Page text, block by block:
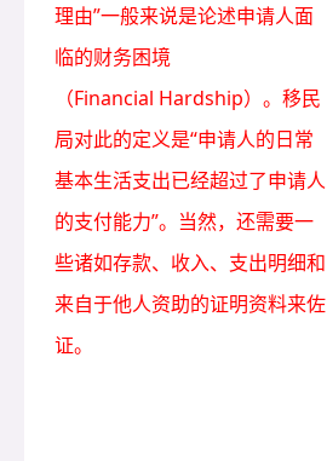
理由”一般来说是论述申请人面
临的财务困境
（Financial Hardship）。移民
局对此的定义是“申请人的日常
基本生活支出已经超过了申请人
的支付能力”。当然，还需要一
些诸如存款、收入、支出明细和
来自于他人资助的证明资料来佐
证。